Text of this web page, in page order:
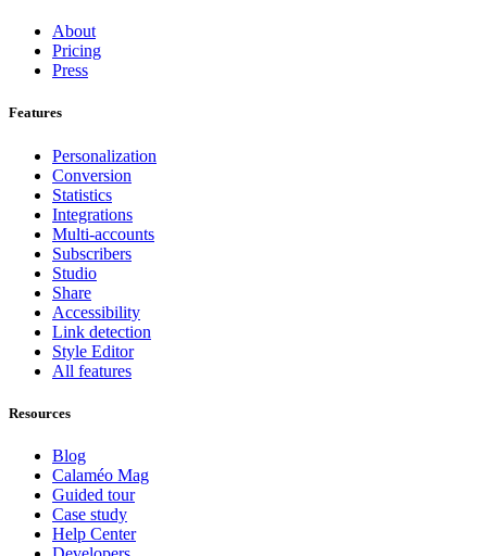
About
Pricing
Press
Features
Personalization
Conversion
Statistics
Integrations
Multi-accounts
Subscribers
Studio
Share
Accessibility
Link detection
Style Editor
All features
Resources
Blog
Calaméo Mag
Guided tour
Case study
Help Center